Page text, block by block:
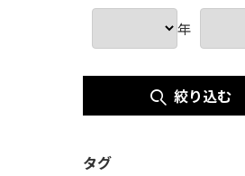
年
絞り込む
タグ